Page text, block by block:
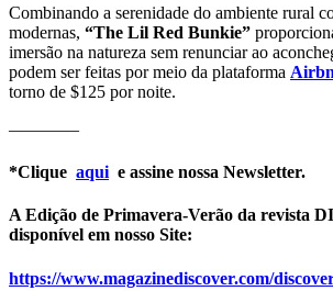
Combinando a serenidade do ambiente rural
modernas, “The Lil Red Bunkie”
imersão na natureza sem renunciar ao
podem ser feitas por meio da plataforma
torno de $125 por noite.
————
*Clique aqui e assine nossa Newsletter.
A Edição de Primavera-Verão da revista
disponível em nosso Site:
https://www.magazinediscover.com/